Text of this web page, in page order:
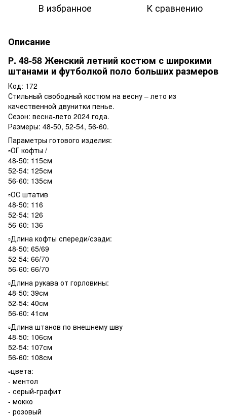
В избранное К сравнению
Описание
Р. 48-58 Женский летний костюм с широкими
штанами и футболкой поло больших размеров
Код: 172
Стильный свободный костюм на весну – лето из
качественной двунитки пенье.
Сезон: весна-лето 2024 года.
Размеры: 48-50, 52-54, 56-60.
Параметры готового изделия:
▫️ОГ кофты /
48-50: 115см
52-54: 125см
56-60: 135см
▫️ОС штатив
48-50: 116
52-54: 126
56-60: 136
▫️Длина кофты спереди/сзади:
48-50: 65/69
52-54: 66/70
56-60: 66/70
▫️Длина рукава от горловины:
48-50: 39см
52-54: 40см
56-60: 41см
▫️Длина штанов по внешнему шву
48-50: 106см
52-54: 107см
56-60: 108см
▫️цвета:
- ментол
- серый-графит
- мокко
- розовый